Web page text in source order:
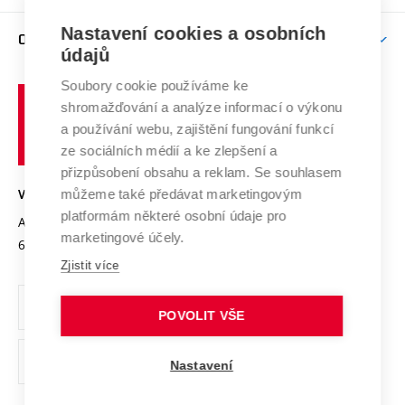
E-přihláška
Závěrečné práce
Doktorské studium
Studium bez bariér
Podpora podnikání
Mezinárodní vědecká rada
Systém zajišťování kvality výzkumu
Výzkumné infrastruktury
Transfer znalostí
Open Science
Projekty
Projekty ze strukturálních fondů
Specifický výzkum
Firemní spolupráce
Zahraniční spolupráce
Spolupráce se školami
Mezinárodní dohody
Univerzitní sítě
O UNIVERZITĚ
Profil univerzity
Udržitelná univerzita
Podnikavá univerzita / ContriBUTe
Bezpečná univerzita
Vyznamenání
Organizační struktura
Ochrana osobních údajů
odkaz)
učení
technické
Brně
VYSOKÉ UČENÍ TECHNICKÉ V BRNĚ
Antonínská 548/1
602 00 Brno
www.vut.cz
vut@vutbr.cz
Nastavení cookies a osobních
údajů
Soubory cookie používáme ke
shromažďování a analýze informací o výkonu
a používání webu, zajištění fungování funkcí
ze sociálních médií a ke zlepšení a
přizpůsobení obsahu a reklam. Se souhlasem
můžeme také předávat marketingovým
platformám některé osobní údaje pro
marketingové účely.
Zjistit více
POVOLIT VŠE
Nastavení